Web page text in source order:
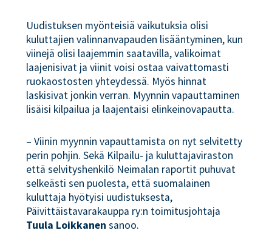
Uudistuksen myönteisiä vaikutuksia olisi
kuluttajien valinnanvapauden lisääntyminen, kun
viinejä olisi laajemmin saatavilla, valikoimat
laajenisivat ja viinit voisi ostaa vaivattomasti
ruokaostosten yhteydessä. Myös hinnat
laskisivat jonkin verran. Myynnin vapauttaminen
lisäisi kilpailua ja laajentaisi elinkeinovapautta.
– Viinin myynnin vapauttamista on nyt selvitetty
perin pohjin. Sekä Kilpailu- ja kuluttajaviraston
että selvityshenkilö Neimalan raportit puhuvat
selkeästi sen puolesta, että suomalainen
kuluttaja hyötyisi uudistuksesta,
Päivittäistavarakauppa ry:n toimitusjohtaja
Tuula Loikkanen sanoo.